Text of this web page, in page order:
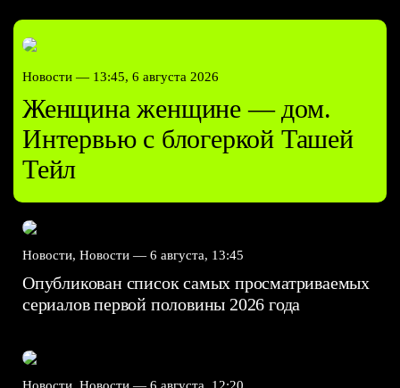
Новости — 13:45, 6 августа 2026
Женщина женщине — дом.
Интервью с блогеркой Ташей
Тейл
Новости, Новости — 6 августа, 13:45
Опубликован список самых просматриваемых
сериалов первой половины 2026 года